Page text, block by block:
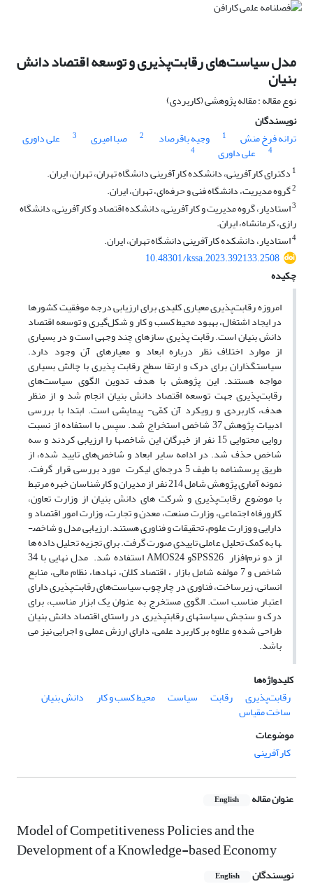
مدل سیاست‌های رقابت‌پذیری و توسعه اقتصاد دانش
بنیان
نوع مقاله : مقاله پژوهشی (کاربردی)
نویسندگان
ترانه فرخ منش
1 وجیه باقرصاد 2 صبا امیری 3 علی داوری
4 علی داوری
4
1 دکترای کارآفرینی، دانشکده کارآفرینی دانشگاه تهران، تهران، ایران.
2گروه مدیریت، دانشگاه فنی و حرفه‌ای، تهران، ایران.
3استادیار، گروه مدیریت و کارآفرینی، دانشکده اقتصاد و کارآفرینی، دانشگاه
رازی، کرمانشاه، ایران.
4استادیار، دانشکده کارآفرینی دانشگاه تهران، ایران.
10.48301/kssa.2023.392133.2508
چکیده
امروزه رقابت‌پذیری معیاری کلیدی برای ارزیابی درجه موفقیت کشورها
در ایجاد اشتغال، بهبود محیط کسب و کار و شکل‌گیری و توسعه اقتصاد
دانش بنیان است. رقابت پذیری سازه­ای چند وجهی است و در بسیاری
از موارد اختلاف نظر درباره ابعاد و معیارهای آن وجود دارد.
سیاستگذاران برای درک و ارتقا سطح رقابت پذیری با چالش بسیاری
مواجه هستند. این پژوهش با هدف تدوین الگوی سیاست‌های
رقابت‌پذیری جهت توسعه اقتصاد دانش بنیان انجام شد و از منظر
هدف، کاربردی و رویکرد آن کمّی- پیمایشی است. ابتدا با بررسی
ادبیات پژوهش 37 شاخص استخراج شد. سپس با استفاده از نسبت
روایی محتوایی 15 نفر از خبرگان این شاخص­ها را ارزیابی کردند و سه
شاخص حذف شد. در ادامه سایر ابعاد و شاخص‌های تایید شده، از
طریق پرسشنامه با طیف 5 درجه‌ای لیکرت مورد بررسی قرار گرفت.
نمونه آماری پژوهش شامل 214 نفر از مدیران و کارشناسان خبره مرتبط
با موضوع رقابت‌پذیری و شرکت های دانش بنیان از وزارت تعاون،
کارورفاه اجتماعی، وزارت صنعت، معدن و تجارت، وزارت امور اقتصاد و
دارایی و وزارت علوم، تحقیقات و فناوری هستند. ارزیابی مدل و شاخص­
ها به کمک تحلیل عاملی تاییدی صورت گرفت. برای تجزیه تحلیل داده ها
از دو نرم‌افزار SPSS26و AMOS24 استفاده شد. مدل نهایی با 34
شاخص و 7 مولفه شامل بازار ، اقتصاد کلان، نهادها، نظام مالی، منابع
انسانی، زیرساخت، فناوری در چارچوب سیاست‌های رقابت‌پذیری دارای
اعتبار مناسب است. الگوی مستخرج به عنوان یک ابزار مناسب، برای
درک و سنجش سیاست­های رقابت­پذیری در راستای اقتصاد دانش بنیان
طراحی شده و علاوه بر کاربرد علمی، دارای ارزش عملی و اجرایی نیز می
باشد.
کلیدواژه‌ها
رقابت‌پذیری
رقابت سیاست محیط کسب و کار دانش بنیان
ساخت مقیاس
موضوعات
کارآفرینی
عنوان مقاله English
Model of Competitiveness Policies and the
Development of a Knowledge-based Economy
نویسندگان English